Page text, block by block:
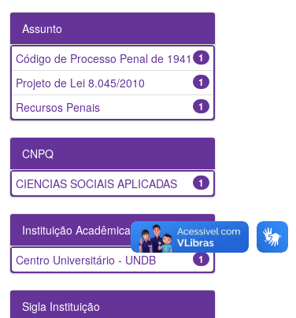
Assunto
1
Código de Processo Penal de 1941
1
Projeto de Lei 8.045/2010
1
Recursos Penais
CNPQ
1
CIENCIAS SOCIAIS APLICADAS
Instituição Acadêmica
1
Centro Universitário - UNDB
Sigla Instituição